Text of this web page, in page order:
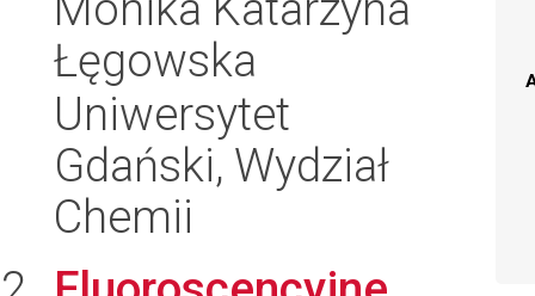
Łęgowska
Uniwersytet
Gdański, Wydział
Chemii